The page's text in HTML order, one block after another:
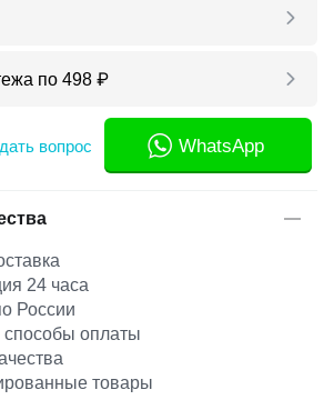
по 498 ₽
вопрос WhatsApp
24 часа
России
оплаты
товары